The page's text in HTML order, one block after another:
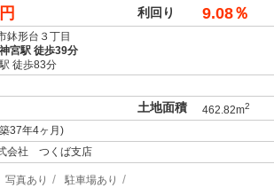
利回り 9.08％
鉢形台３丁目
宮駅 徒歩39分
徒歩83分
土地面積 462.82m2
37年4ヶ月)
会社 つくば支店
写真あり 駐車場あり